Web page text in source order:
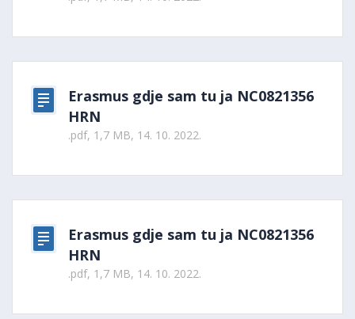
Erasmus gdje sam tu ja NC0821356
HRN
.pdf, 1,7 MB, 14. 10. 2022.
Erasmus gdje sam tu ja NC0821356
HRN
.pdf, 1,7 MB, 14. 10. 2022.